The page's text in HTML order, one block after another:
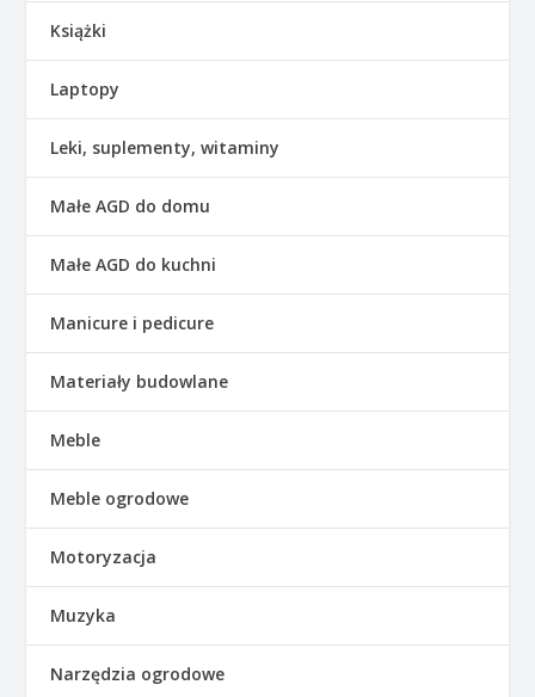
Książki
Laptopy
Leki, suplementy, witaminy
Małe AGD do domu
Małe AGD do kuchni
Manicure i pedicure
Materiały budowlane
Meble
Meble ogrodowe
Motoryzacja
Muzyka
Narzędzia ogrodowe